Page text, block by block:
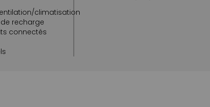
climatisation
recharge
connectés